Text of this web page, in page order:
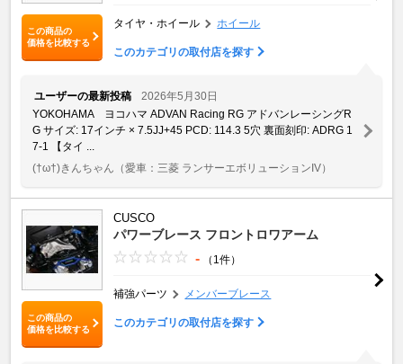
この商品の
価格を比較する
タイヤ・ホイール ホイール
このカテゴリの取付店を探す
ユーザーの最新投稿
2026年5月30日
YOKOHAMA ヨコハマ ADVAN Racing RG アドバンレーシングR
G サイズ: 17インチ × 7.5JJ+45 PCD: 114.3 5穴 裏面刻印: ADRG 1
7-1 【タイ ...
(†ω†)きんちゃん （愛車：三菱 ランサーエボリューションIV）
この商品の
価格を比較する
CUSCO
パワーブレース フロントロワアーム
- （1件）
補強パーツ メンバーブレース
このカテゴリの取付店を探す